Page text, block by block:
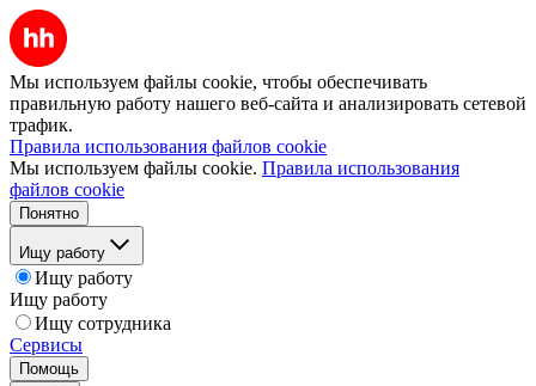
Мы используем файлы cookie, чтобы обеспечивать
правильную работу нашего веб-сайта и анализировать сетевой
трафик.
Правила использования файлов cookie
Мы используем файлы cookie. Правила использования
файлов cookie
Понятно
Ищу работу
Ищу работу
Ищу работу
Ищу сотрудника
Сервисы
Помощь